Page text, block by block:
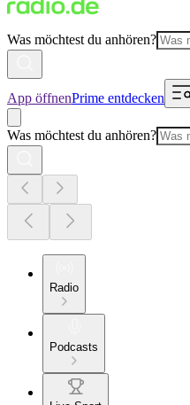
Was möchtest du anhören?
App öffnenPrime entdecken
Was möchtest du anhören?
Radio
Podcasts